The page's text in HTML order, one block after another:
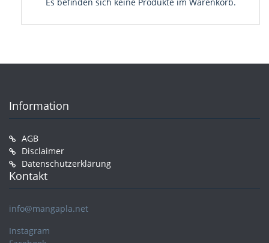
Information
AGB
Disclaimer
Datenschutzerklärung
Kontakt
info@mangapla.net
Instagram